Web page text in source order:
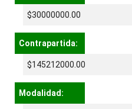
$30000000.00
Contrapartida:
$145212000.00
Modalidad: